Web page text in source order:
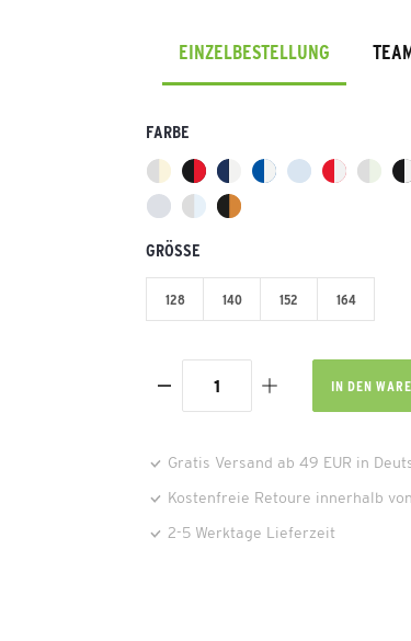
EINZELBESTELLUNG
FARBE
GRÖSSE
128 140 152 164
IN DEN
Gratis Versand ab 49 EUR in
Kostenfreie Retoure innerhalb
2-5 Werktage Lieferzeit